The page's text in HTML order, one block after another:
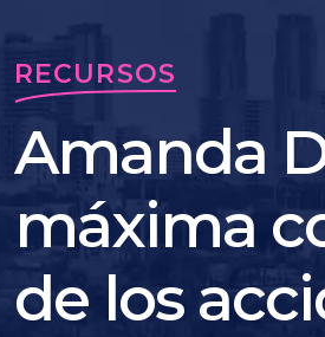
RECURSOS
Amanda
máxima
de los